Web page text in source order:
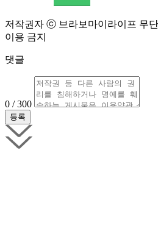
저작권자 ⓒ 브라보마이라이프 무
이용 금지
댓글
0 / 300